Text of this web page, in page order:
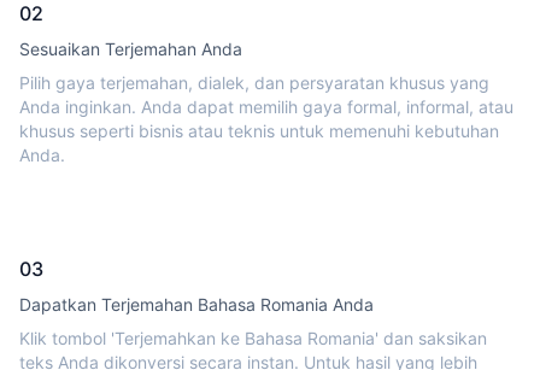
02
Sesuaikan Terjemahan Anda
Pilih gaya terjemahan, dialek, dan persyaratan khusus yang
Anda inginkan. Anda dapat memilih gaya formal, informal, atau
khusus seperti bisnis atau teknis untuk memenuhi kebutuhan
Anda.
03
Dapatkan Terjemahan Bahasa Romania Anda
Klik tombol 'Terjemahkan ke Bahasa Romania' dan saksikan
teks Anda dikonversi secara instan. Untuk hasil yang lebih